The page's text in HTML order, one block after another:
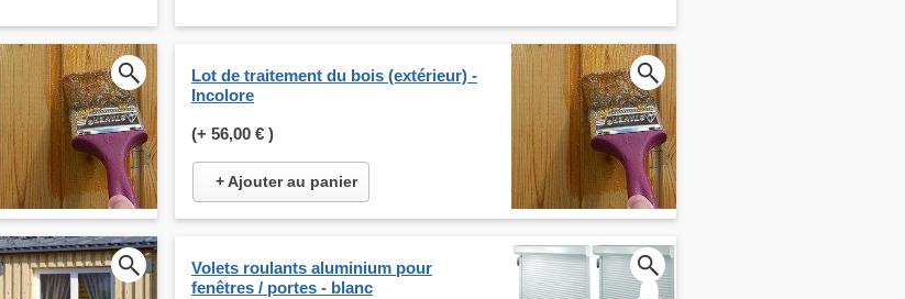
Lot de traitement du bois (extérieur) -
Incolore
(+ 56,00 € )
+ Ajouter au panier
Volets roulants aluminium pour
fenêtres / portes - blanc